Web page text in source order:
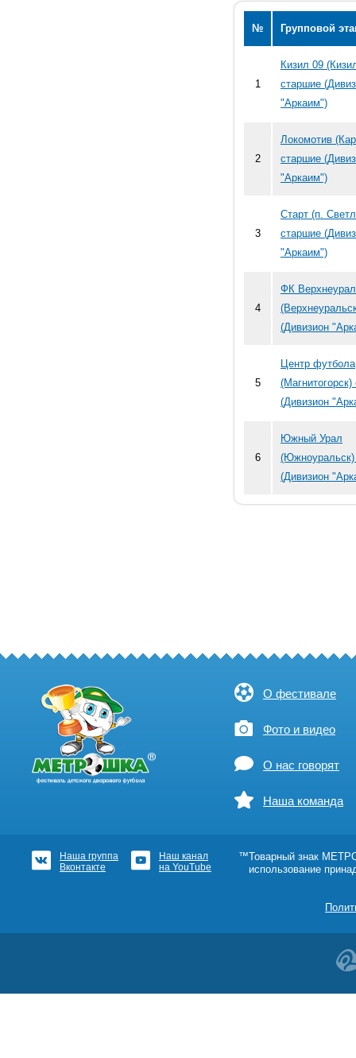
№ Групповой
1
Кизил 09
старшие
"Аркаим")
2
Локомотив
старшие
"Аркаим")
3
Старт (п.
старшие
"Аркаим")
4
ФК
(Дивизион
5
Центр футбола
(Дивизион
6
Южный Урал
(Дивизион
О фестивале
Фото и видео
О нас говорят
Наша команда
Наша группа
Вконтакте
Наш канал
на YouTube
™Товарный знак
использование